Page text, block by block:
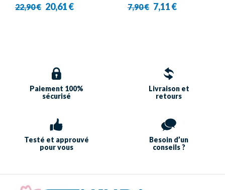
22,90 € 20,61 €
7,90 € 7,11 €
Paiement 100%
sécurisé
Livraison et
retours
Testé et approuvé
pour vous
Besoin d’un
conseils ?